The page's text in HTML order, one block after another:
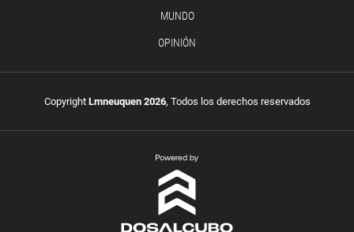
MUNDO
OPINIÓN
Copyright Lmneuquen 2026, Todos los derechos reservados